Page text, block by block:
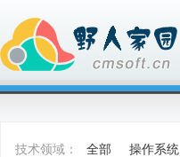
技术领域： 全部 操作系统